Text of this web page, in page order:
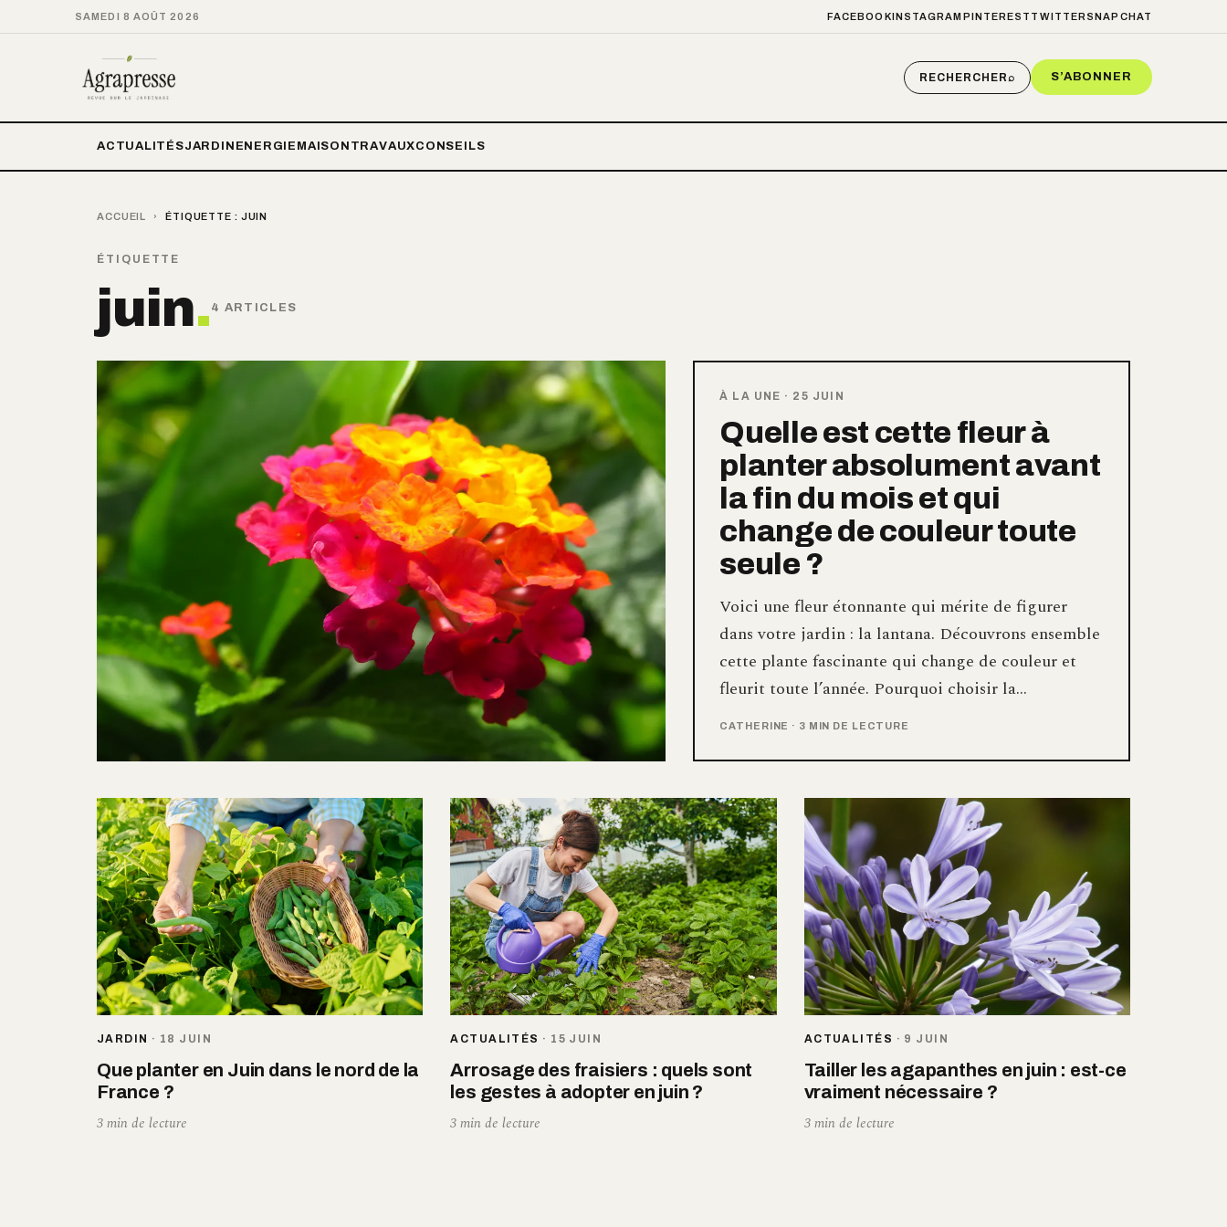
SAMEDI 8 AOÛT 2026 FACEBOOKINSTAGRAM PINTEREST TWITTER SNAPCHAT
RECHERCHER⌕ S’ABONNER
ACTUALITÉSJARDIN ENERGIE MAISON TRAVAUXCONSEILS
ACCUEIL › ÉTIQUETTE : JUIN
ÉTIQUETTE
juin. 4 ARTICLES
À LA UNE · 25 JUIN
Quelle est cette fleur à
planter absolument avant
la fin du mois et qui
change de couleur toute
seule ?
Voici une fleur étonnante qui mérite de figurer
dans votre jardin : la lantana. Découvrons ensemble
cette plante fascinante qui change de couleur et
fleurit toute l’année. Pourquoi choisir la…
CATHERINE · 3 MIN DE LECTURE
JARDIN · 18 JUIN
Que planter en Juin dans le nord de la
France ?
3 min de lecture
ACTUALITÉS · 15 JUIN
Arrosage des fraisiers : quels sont
les gestes à adopter en juin ?
3 min de lecture
ACTUALITÉS · 9 JUIN
Tailler les agapanthes en juin : est-ce
vraiment nécessaire ?
3 min de lecture